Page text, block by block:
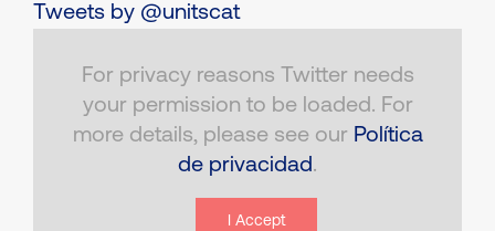
Tweets by @unitscat
For privacy reasons Twitter needs
your permission to be loaded. For
more details, please see our Política
de privacidad.
I Accept